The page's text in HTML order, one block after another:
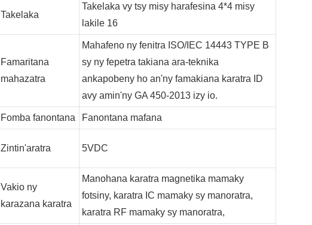
Takelaka
Takelaka vy tsy misy harafesina 4*4 misy
lakile 16
Famaritana
mahazatra
Mahafeno ny fenitra ISO/IEC 14443 TYPE B
sy ny fepetra takiana ara-teknika
ankapobeny ho an'ny famakiana karatra ID
avy amin'ny GA 450-2013 izy io.
Fomba fanontana Fanontana mafana
Zintin'aratra 5VDC
Vakio ny
karazana karatra
Manohana karatra magnetika mamaky
fotsiny, karatra IC mamaky sy manoratra,
karatra RF mamaky sy manoratra,